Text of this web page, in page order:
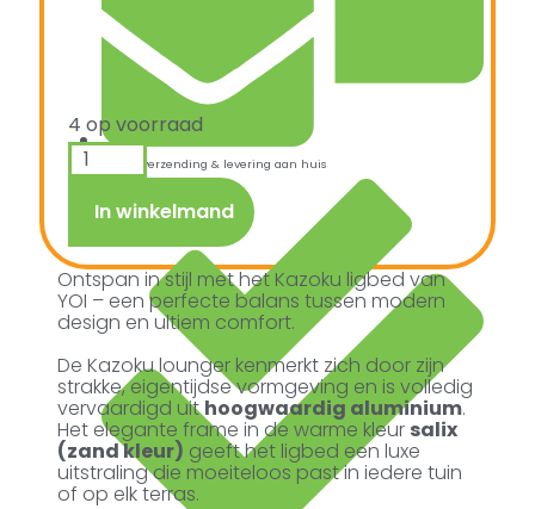
Snelle verzending & levering aan huis
4 op voorraad
In winkelmand
Ontspan in stijl met het Kazoku ligbed van
YOI – een perfecte balans tussen modern
design en ultiem comfort.
De Kazoku lounger kenmerkt zich door zijn
strakke, eigentijdse vormgeving en is volledig
vervaardigd uithoogwaardig aluminium.
Het elegante frame in de warme kleur salix
(zand kleur) geeft het ligbed een luxe
uitstraling die moeiteloos past in iedere tuin
of op elk terras.